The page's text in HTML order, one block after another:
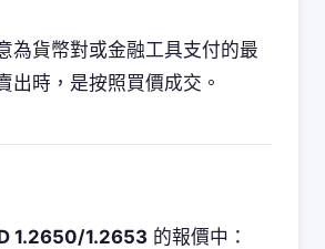
為貨幣對或金融工具支付的最
出時，是按照買價成交。
1.2650/1.2653 的報價中：